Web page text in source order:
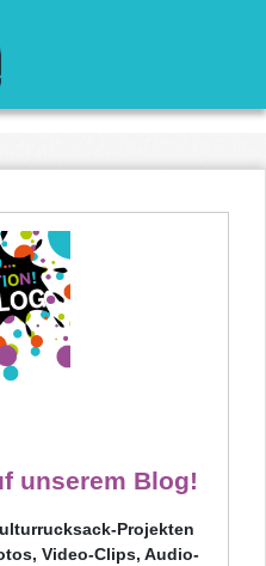
unserem Blog!
Projekten
Video-Clips, Audio-